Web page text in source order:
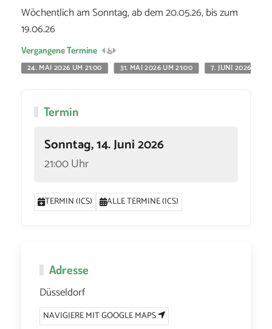
Wöchentlich am Sonntag, ab dem 20.05.26, bis zum
19.06.26
Vergangene Termine
24. MAI 2026 UM 21:00
31. MAI 2026 UM 21:00 7. JUNI 2026 UM
Termin
Sonntag, 14. Juni 2026
21:00 Uhr
TERMIN (ICS) ALLE TERMINE (ICS)
Adresse
Düsseldorf
NAVIGIERE MIT GOOGLE MAPS